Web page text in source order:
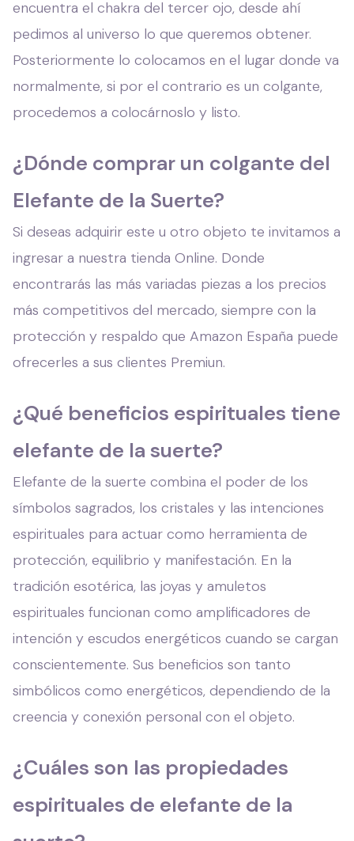
encuentra el chakra del tercer ojo, desde ahí
pedimos al universo lo que queremos obtener.
Posteriormente lo colocamos en el lugar donde va
normalmente, si por el contrario es un colgante,
procedemos a colocárnoslo y listo.
¿Dónde comprar un colgante del
Elefante de la Suerte?
Si deseas adquirir este u otro objeto te invitamos a
ingresar a nuestra tienda Online. Donde
encontrarás las más variadas piezas a los precios
más competitivos del mercado, siempre con la
protección y respaldo que Amazon España puede
ofrecerles a sus clientes Premiun.
¿Qué beneficios espirituales tiene
elefante de la suerte?
Elefante de la suerte combina el poder de los
símbolos sagrados, los cristales y las intenciones
espirituales para actuar como herramienta de
protección, equilibrio y manifestación. En la
tradición esotérica, las joyas y amuletos
espirituales funcionan como amplificadores de
intención y escudos energéticos cuando se cargan
conscientemente. Sus beneficios son tanto
simbólicos como energéticos, dependiendo de la
creencia y conexión personal con el objeto.
¿Cuáles son las propiedades
espirituales de elefante de la